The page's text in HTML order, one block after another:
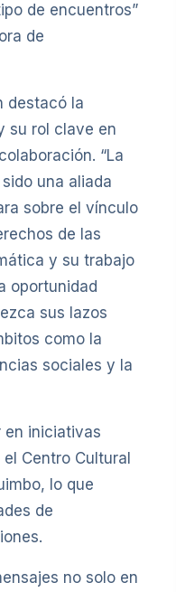
de encuentros”
de
destacó la
su rol clave en
“La
una aliada
sobre el vínculo
de las
y su trabajo
oportunidad
sus lazos
como la
sociales y la
en iniciativas
Centro Cultural
lo que
de
no solo en